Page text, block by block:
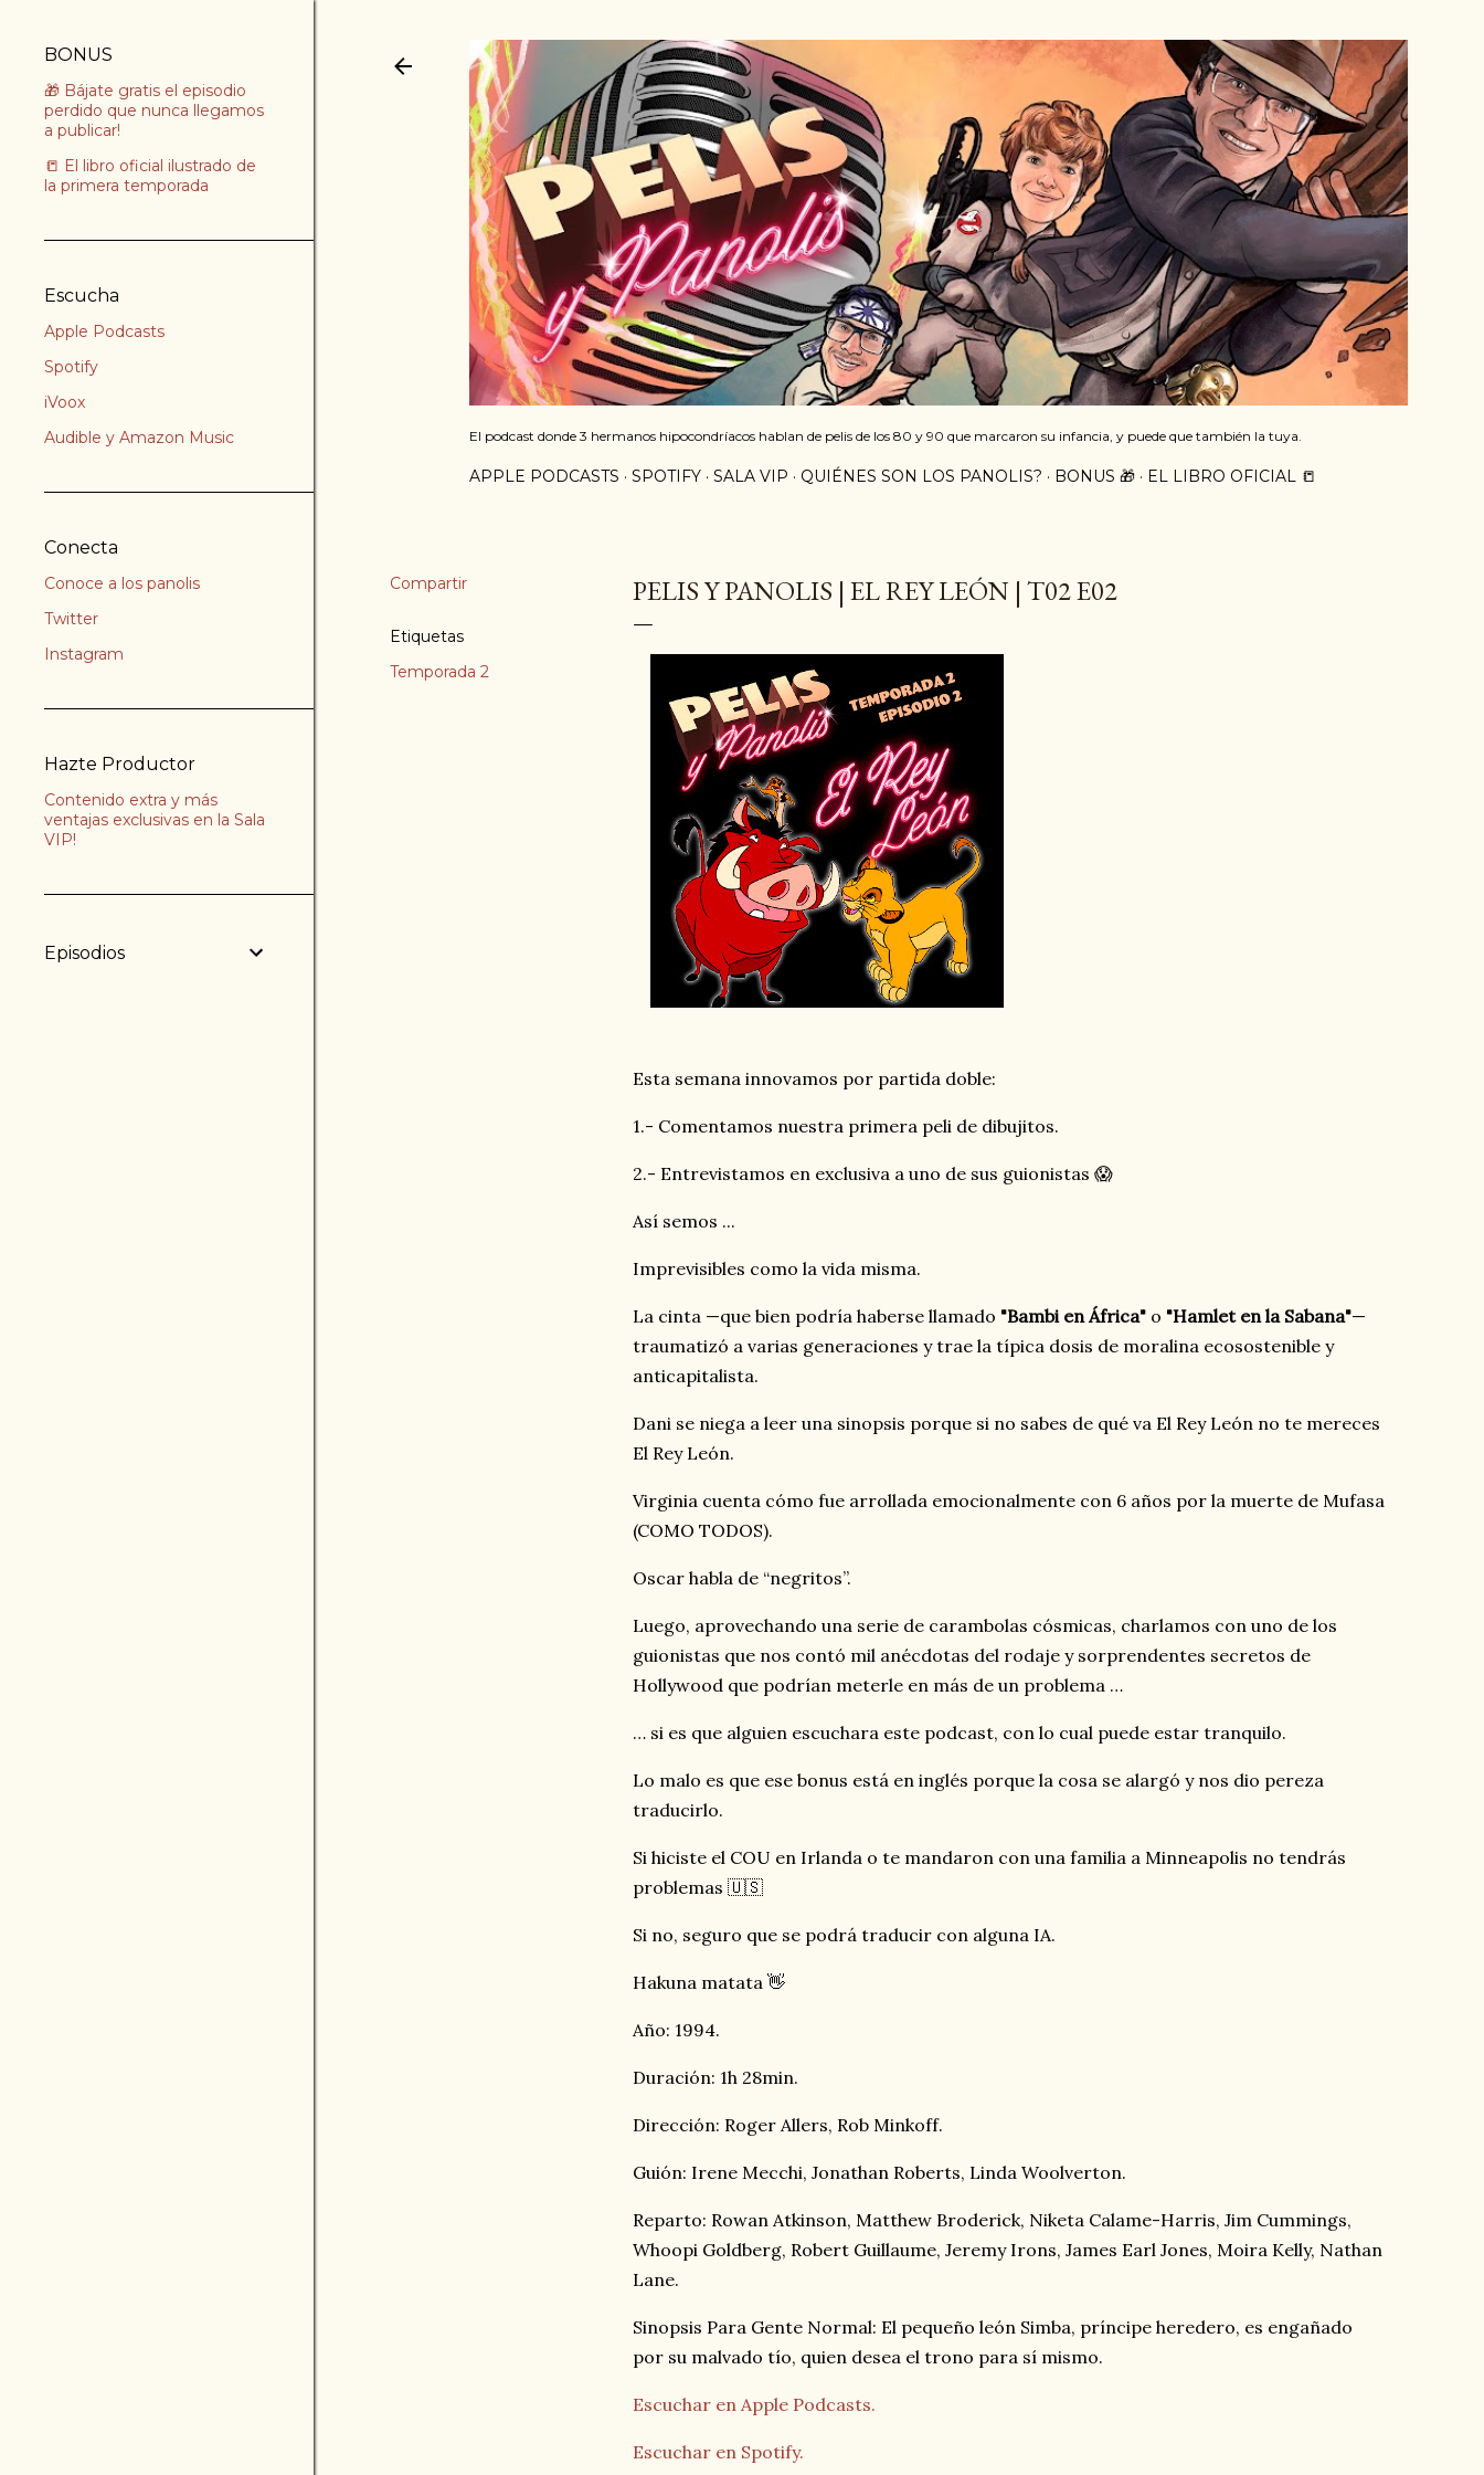
El podcast donde 3 hermanos hipocondríacos hablan de pelis de los 80 y 90 que marcaron su infancia, y puede que también la tuya.
APPLE PODCASTS SPOTIFY SALA VIP QUIÉNES SON LOS PANOLIS? BONUS 🎁 EL LIBRO OFICIAL 📒
Compartir
Etiquetas
Temporada 2
PELIS Y PANOLIS | EL REY LEÓN | T02 E02
Esta semana innovamos por partida doble:
1.- Comentamos nuestra primera peli de dibujitos.
2.- Entrevistamos en exclusiva a uno de sus guionistas 😱
Así semos ...
Imprevisibles como la vida misma.
La cinta —que bien podría haberse llamado "Bambi en África" o "Hamlet en la Sabana"—
traumatizó a varias generaciones y trae la típica dosis de moralina ecosostenible y
anticapitalista.
Dani se niega a leer una sinopsis porque si no sabes de qué va El Rey León no te mereces
El Rey León.
Virginia cuenta cómo fue arrollada emocionalmente con 6 años por la muerte de Mufasa
(COMO TODOS).
Oscar habla de “negritos”.
Luego, aprovechando una serie de carambolas cósmicas, charlamos con uno de los
guionistas que nos contó mil anécdotas del rodaje y sorprendentes secretos de
Hollywood que podrían meterle en más de un problema …
… si es que alguien escuchara este podcast, con lo cual puede estar tranquilo.
Lo malo es que ese bonus está en inglés porque la cosa se alargó y nos dio pereza
traducirlo.
Si hiciste el COU en Irlanda o te mandaron con una familia a Minneapolis no tendrás
problemas 🇺🇸
Si no, seguro que se podrá traducir con alguna IA.
Hakuna matata 👋
Año: 1994.
Duración: 1h 28min.
Dirección: Roger Allers, Rob Minkoff.
Guión: Irene Mecchi, Jonathan Roberts, Linda Woolverton.
Reparto: Rowan Atkinson, Matthew Broderick, Niketa Calame-Harris, Jim Cummings,
Whoopi Goldberg, Robert Guillaume, Jeremy Irons, James Earl Jones, Moira Kelly, Nathan
Lane.
Sinopsis Para Gente Normal: El pequeño león Simba, príncipe heredero, es engañado
por su malvado tío, quien desea el trono para sí mismo.
Escuchar en Apple Podcasts.
Escuchar en Spotify.
BONUS
🎁 Bájate gratis el episodio
perdido que nunca llegamos
a publicar!
📒 El libro oficial ilustrado de
la primera temporada
Escucha
Apple Podcasts
Spotify
iVoox
Audible y Amazon Music
Conecta
Conoce a los panolis
Twitter
Instagram
Hazte Productor
Contenido extra y más
ventajas exclusivas en la Sala
VIP!
Episodios